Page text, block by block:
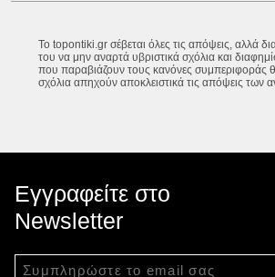
Το topontiki.gr σέβεται όλες τις απόψεις, αλλά
του να μην αναρτά υβριστικά σχόλια και
που παραβιάζουν τους κανόνες συμπεριφοράς
σχόλια απηχούν αποκλειστικά τις απόψεις των
Εγγραφείτε στο
Newsletter